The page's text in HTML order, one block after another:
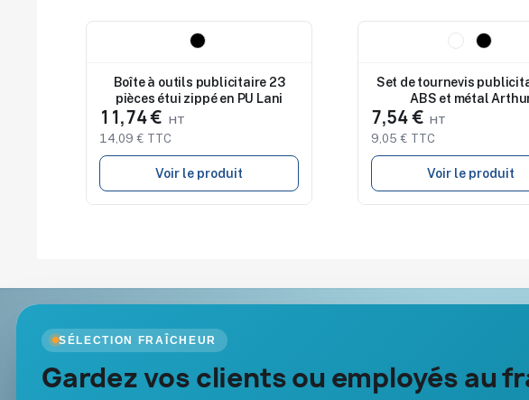
Boîte à outils publicitaire 23
pièces étui zippé en PU Lani
11,74 €
14,09 € TTC
Voir le produit
Set de tournevis
ABS et métal
7,54 €
9,05 € TTC
Voir le produit
SÉLECTION FRAÎCHEUR
Gardez vos clients ou employés au
Goodies Pub France
Votre partenaire B2B pour les goodies et
Promotions